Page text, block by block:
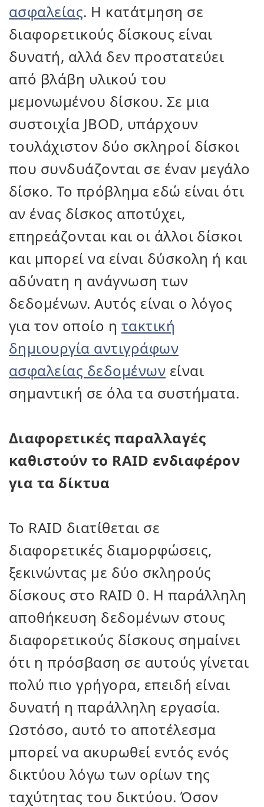
ασφαλείας. Η κατάτμηση σε
διαφορετικούς δίσκους είναι
δυνατή, αλλά δεν προστατεύει
από βλάβη υλικού του
μεμονωμένου δίσκου. Σε μια
συστοιχία JBOD, υπάρχουν
τουλάχιστον δύο σκληροί δίσκοι
που συνδυάζονται σε έναν μεγάλο
δίσκο. Το πρόβλημα εδώ είναι ότι
αν ένας δίσκος αποτύχει,
επηρεάζονται και οι άλλοι δίσκοι
και μπορεί να είναι δύσκολη ή και
αδύνατη η ανάγνωση των
δεδομένων. Αυτός είναι ο λόγος
για τον οποίο η τακτική
δημιουργία αντιγράφων
ασφαλείας δεδομένων είναι
σημαντική σε όλα τα συστήματα.
Διαφορετικές παραλλαγές
καθιστούν το RAID ενδιαφέρον
για τα δίκτυα
Το RAID διατίθεται σε
διαφορετικές διαμορφώσεις,
ξεκινώντας με δύο σκληρούς
δίσκους στο RAID 0. Η παράλληλη
αποθήκευση δεδομένων στους
διαφορετικούς δίσκους σημαίνει
ότι η πρόσβαση σε αυτούς γίνεται
πολύ πιο γρήγορα, επειδή είναι
δυνατή η παράλληλη εργασία.
Ωστόσο, αυτό το αποτέλεσμα
μπορεί να ακυρωθεί εντός ενός
δικτύου λόγω των ορίων της
ταχύτητας του δικτύου. Όσον